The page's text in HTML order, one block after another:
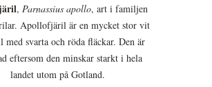
, Parnassius apollo, art i familjen
Apollofjäril är en mycket stor vit
med svarta och röda fläckar. Den är
eftersom den minskar starkt i hela
landet utom på Gotland.